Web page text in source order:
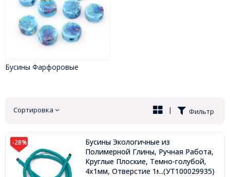
Бусины Фарфоровые
Сортировка Фильтр
|
-28%
Бусины Экологичные из
Полимерной Глины, Ручная Работа,
Круглые Плоские, Темно-голубой,
4х1мм, Отверстие 1мм, Около
...(УТ100029935)